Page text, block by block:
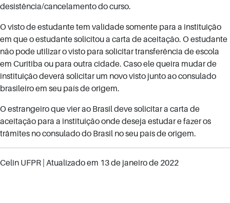
desistência/cancelamento do curso.
O visto de estudante tem validade somente para a instituição
em que o estudante solicitou a carta de aceitação. O estudante
não pode utilizar o visto para solicitar transferência de escola
em Curitiba ou para outra cidade. Caso ele queira mudar de
instituição deverá solicitar um novo visto junto ao consulado
brasileiro em seu país de origem.
O estrangeiro que vier ao Brasil deve solicitar a carta de
aceitação para a instituição onde deseja estudar e fazer os
trâmites no consulado do Brasil no seu país de origem.
Celin UFPR | Atualizado em 13 de janeiro de 2022